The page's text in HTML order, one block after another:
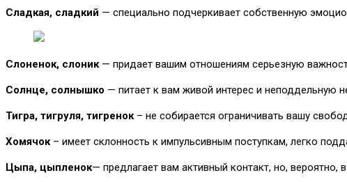
Сладкая, сладкий — специально подчеркивает собственную
Слоненок, слоник— придает вашим отношениям серьезную
Солнце, солнышко — питает к вам живой интерес и неподдельную
Тигра, тигруля, тигренок– не собирается ограничивать вашу
Хомячок– имеет склонность к импульсивным поступкам, легко
Цыпа, цыпленок— предлагает вам активный контакт, но, вероятно,